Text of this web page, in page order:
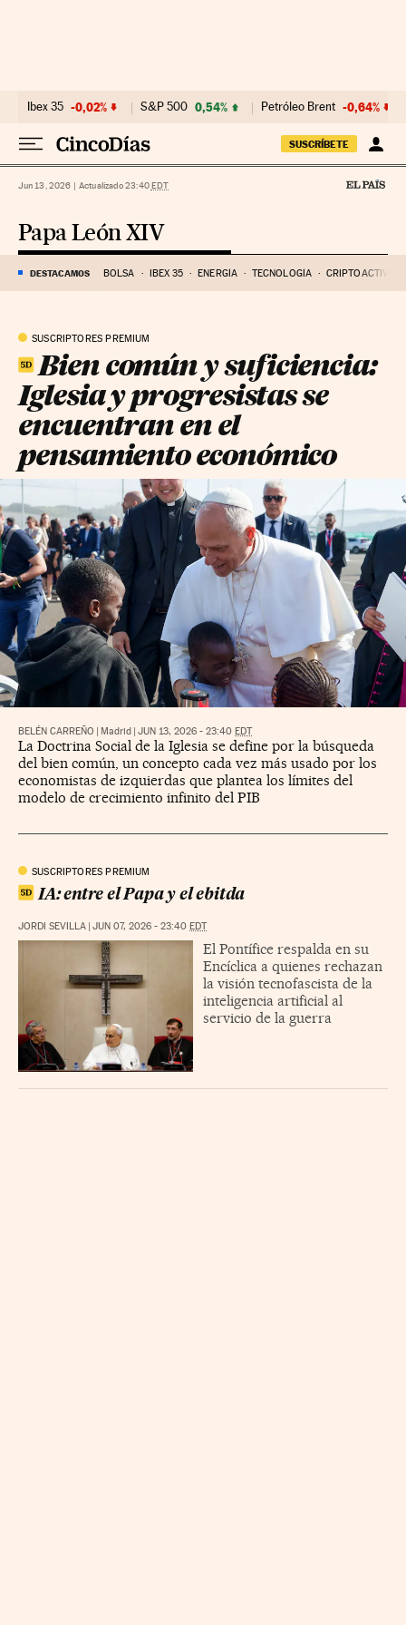
Ibex 35 -0,02% S&P 500 0,54% Petróleo Brent -0,64%
SUSCRÍBETE
Jun 13, 2026 | Actualizado 23:40EDT
Papa León XIV
DESTACAMOS BOLSA IBEX 35 ENERGÍA TECNOLOGÍA CRIPTOACTIVOS
SUSCRIPTORES PREMIUM
Bien común y suficiencia:
Iglesia y progresistas se
encuentran en el
pensamiento económico
BELÉN CARREÑO | Madrid | JUN 13, 2026 - 23:40 EDT
La Doctrina Social de la Iglesia se define por la búsqueda
del bien común, un concepto cada vez más usado por los
economistas de izquierdas que plantea los límites del
modelo de crecimiento infinito del PIB
SUSCRIPTORES PREMIUM
IA: entre el Papa y el ebitda
JORDI SEVILLA | JUN 07, 2026 - 23:40 EDT
El Pontífice respalda en su
Encíclica a quienes rechazan
la visión tecnofascista de la
inteligencia artificial al
servicio de la guerra